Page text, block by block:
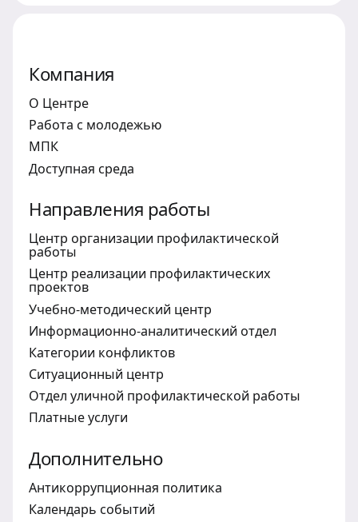
Компания
О Центре
Работа с молодежью
МПК
Доступная среда
Направления работы
Центр организации профилактической
работы
Центр реализации профилактических
проектов
Учебно-методический центр
Информационно-аналитический отдел
Категории конфликтов
Ситуационный центр
Отдел уличной профилактической работы
Платные услуги
Дополнительно
Антикоррупционная политика
Календарь событий